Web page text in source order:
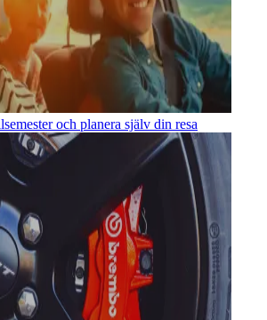
och planera själv din resa